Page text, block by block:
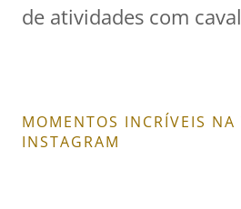
de atividades com
MOMENTOS INCRÍVEIS NA
INSTAGRAM